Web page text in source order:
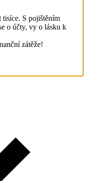
tisíce. S pojištěním
o účty, vy o lásku k
zátěže!